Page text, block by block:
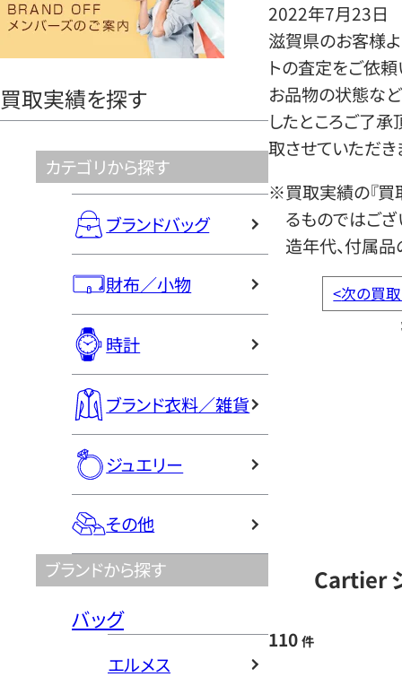
ヤ
買取実績を探す
カテゴリから探す
ブランドバッグ
財布／小物
時計
ブランド衣料／雑貨
ジュエリー
その他
ブランドから探す
バッグ
エルメス
2022年7月23日
滋賀県のお客様よ
トの査定をご依頼
お品物の状態など
したところご了
取させていただき
※買取実績の『買
るものではござ
造年代、付属品
<次の買
Cartier
110 件